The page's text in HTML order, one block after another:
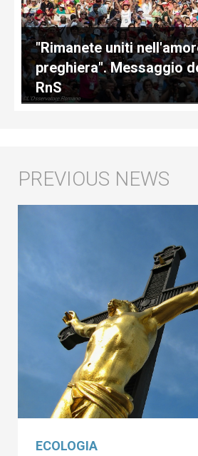
"Rimanete uniti
preghiera". Messaggio
RnS
ECOLOGIA